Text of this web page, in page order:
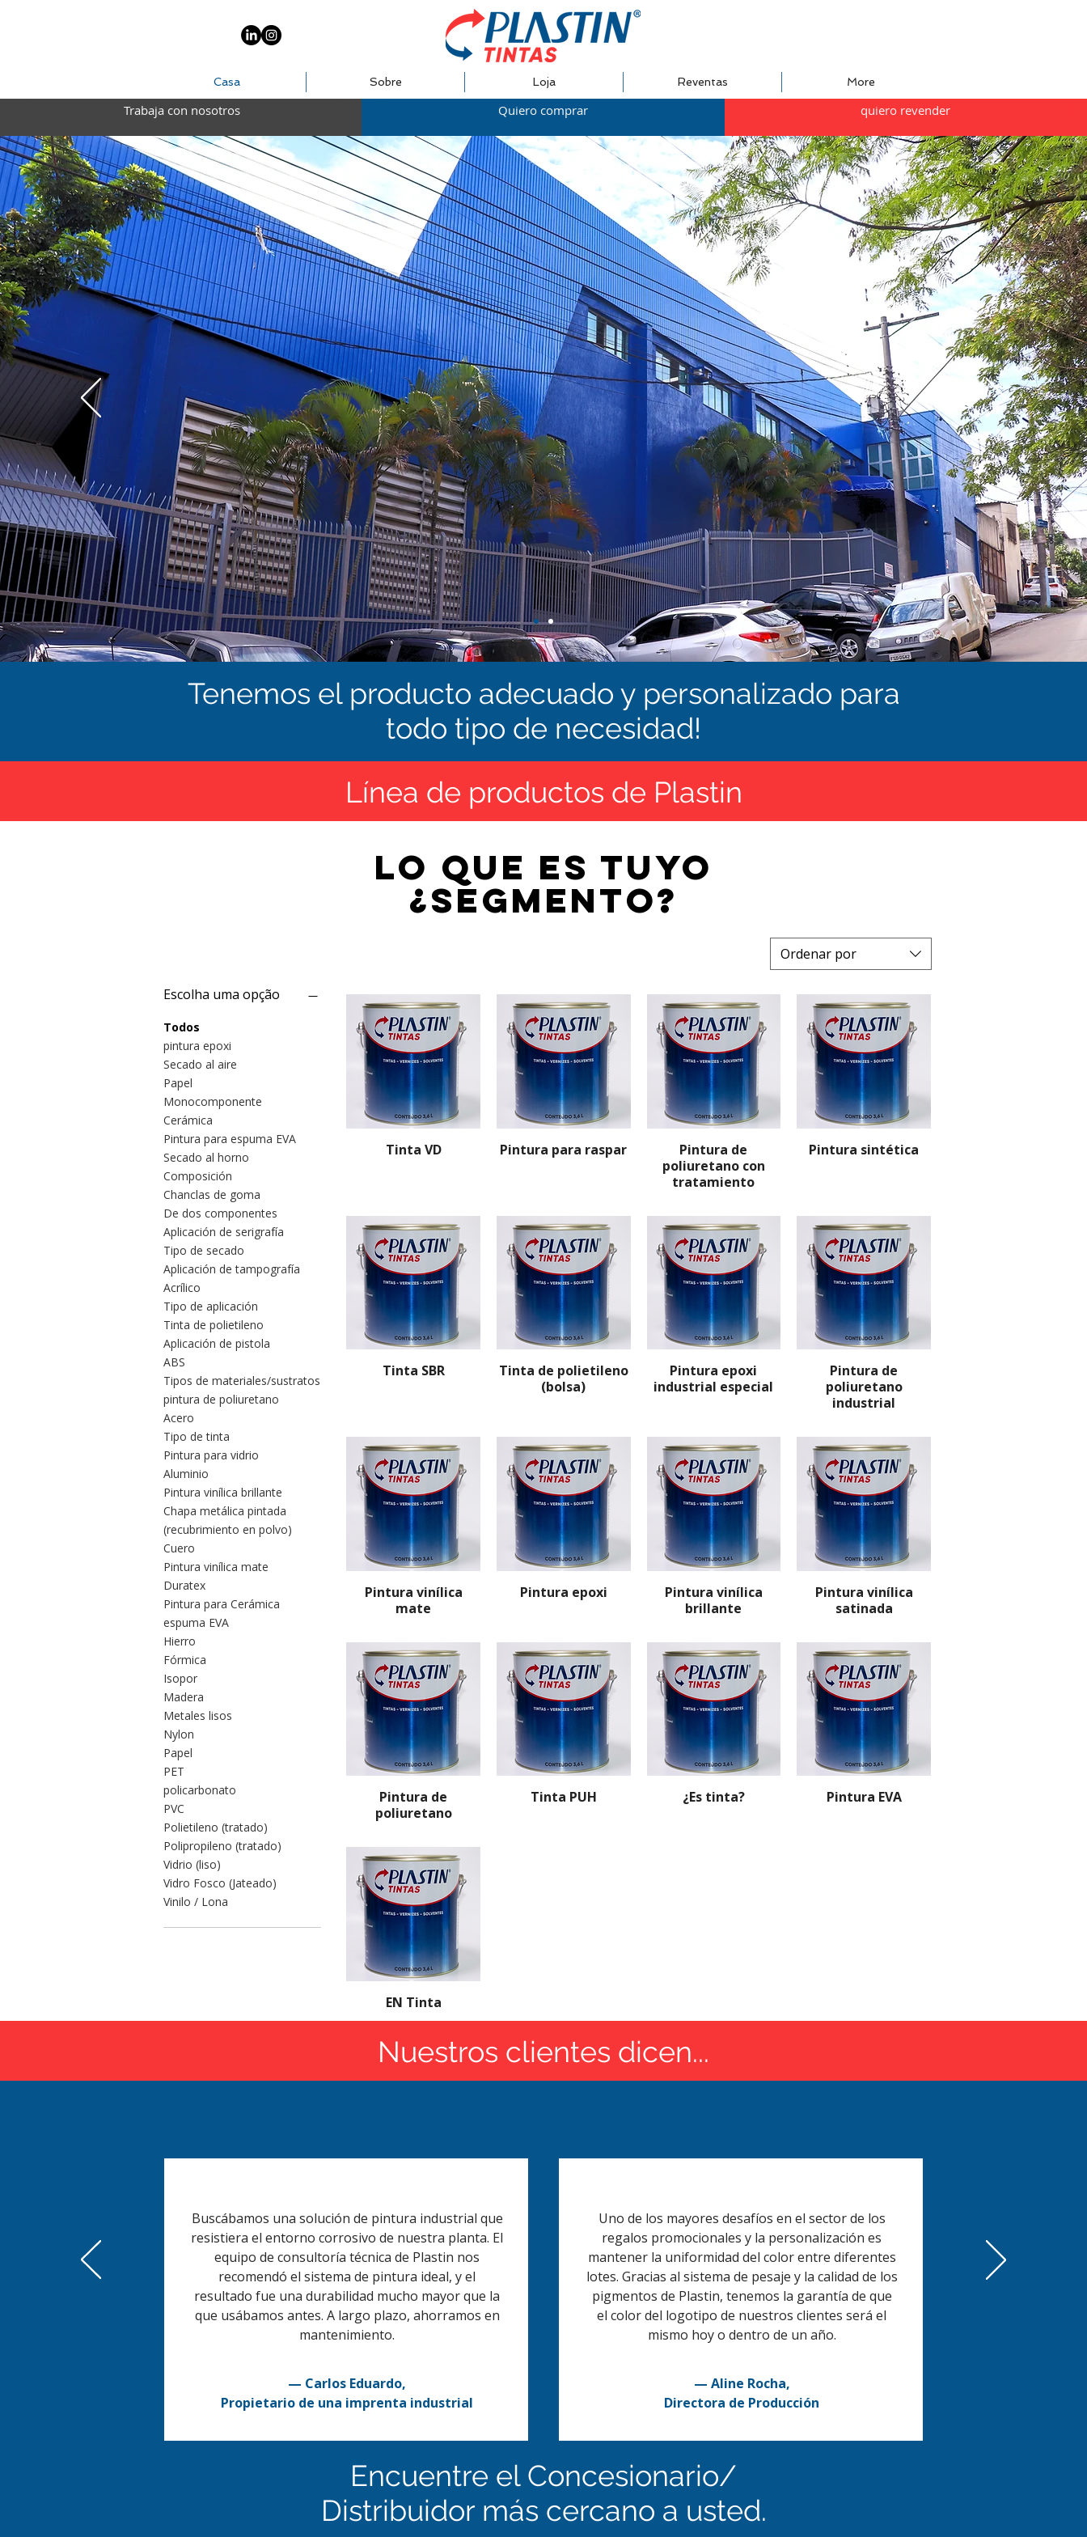
Casa Sobre Loja Reventas More
Trabaja con nosotros Quiero comprar quiero revender
Tenemos el producto adecuado y personalizado para
todo tipo de necesidad!
Línea de productos de Plastin
lo que es tuyo
¿segmento?
Escolha uma opção
Todos
pintura epoxi
Secado al aire
Papel
Monocomponente
Cerámica
Pintura para espuma EVA
Secado al horno
Composición
Chanclas de goma
De dos componentes
Aplicación de serigrafía
Tipo de secado
Aplicación de tampografía
Acrílico
Tipo de aplicación
Tinta de polietileno
Aplicación de pistola
ABS
Tipos de materiales/sustratos
pintura de poliuretano
Acero
Tipo de tinta
Pintura para vidrio
Aluminio
Pintura vinílica brillante
Chapa metálica pintada
(recubrimiento en polvo)
Cuero
Pintura vinílica mate
Duratex
Pintura para Cerámica
espuma EVA
Hierro
Fórmica
Isopor
Madera
Metales lisos
Nylon
Papel
PET
policarbonato
PVC
Polietileno (tratado)
Polipropileno (tratado)
Vidrio (liso)
Vidro Fosco (Jateado)
Vinilo / Lona
Ordenar por
Tinta VD Pintura para raspar
Pintura de
poliuretano con
tratamiento
Pintura sintética
Tinta SBR
Tinta de polietileno
(bolsa)
Pintura epoxi
industrial especial
Pintura de
poliuretano
industrial
Pintura vinílica
mate
Pintura epoxi
Pintura vinílica
brillante
Pintura vinílica
satinada
Pintura de
poliuretano
Tinta PUH ¿Es tinta? Pintura EVA
EN Tinta
Nuestros clientes dicen...
Buscábamos una solución de pintura industrial que
resistiera el entorno corrosivo de nuestra planta. El
equipo de consultoría técnica de Plastin nos
recomendó el sistema de pintura ideal, y el
resultado fue una durabilidad mucho mayor que la
que usábamos antes. A largo plazo, ahorramos en
mantenimiento.
— Carlos Eduardo,
Propietario de una imprenta industrial
Uno de los mayores desafíos en el sector de los
regalos promocionales y la personalización es
mantener la uniformidad del color entre diferentes
lotes. Gracias al sistema de pesaje y la calidad de los
pigmentos de Plastin, tenemos la garantía de que
el color del logotipo de nuestros clientes será el
mismo hoy o dentro de un año.
— Aline Rocha,
Directora de Producción
Encuentre el Concesionario/
Distribuidor más cercano a usted.